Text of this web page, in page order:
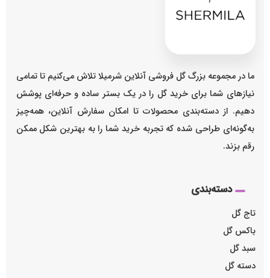
ما در مجموعه بزرگ گل فروشی آنلاین شرمیلا تلاش می‌کنیم تا تمامی
نیازهای شما برای خرید گل را در یک بستر ساده و حرفه‌ای پوشش
دهیم. از دسته‌بندی محصولات تا امکان سفارش آنلاین، همه‌چیز
به‌گونه‌ای طراحی شده که تجربه خرید شما را به بهترین شکل ممکن
رقم بزند.
دسته‌بندی
تاج گل
باکس گل
سبد گل
دسته گل